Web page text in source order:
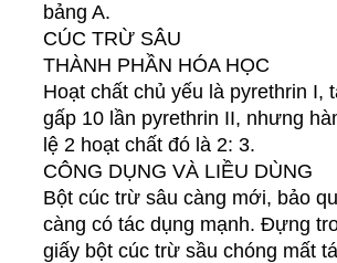
bảng A.
CÚC TRỪ SÂU
THÀNH PHẦN HÓA HỌC
Hoạt chất chủ yếu là pyrethrin I,
gấp 10 lần pyrethrin II, nhưng
lệ 2 hoạt chất đó là 2: 3.
CÔNG DỤNG VÀ LIỀU DÙNG
Bột cúc trừ sâu càng mới, bảo
càng có tác dụng mạnh. Đựng
giấy bột cúc trừ sầu chóng mất